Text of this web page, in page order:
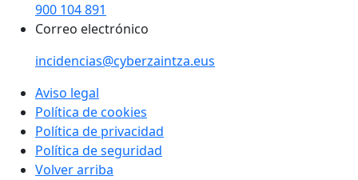
900 104 891
Correo electrónico
incidencias@cyberzaintza.eus
Aviso legal
Política de cookies
Política de privacidad
Política de seguridad
Volver arriba